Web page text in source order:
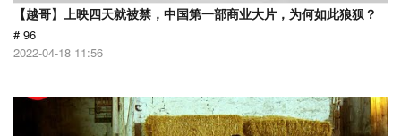
【越哥】上映四天就被禁，中国第一部商业大片，为何如此狼狈？
# 96
2022-04-18 11:56